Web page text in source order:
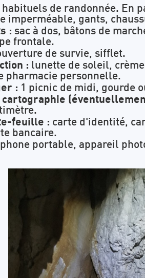
habituels de randonnée. En
imperméable, gants,
: sac à dos, bâtons de
frontale.
de survie, sifflet.
: lunette de soleil,
pharmacie personnelle.
: 1 picnic de midi, gourde
feuille : carte d'identité,
bancaire.
portable, appareil